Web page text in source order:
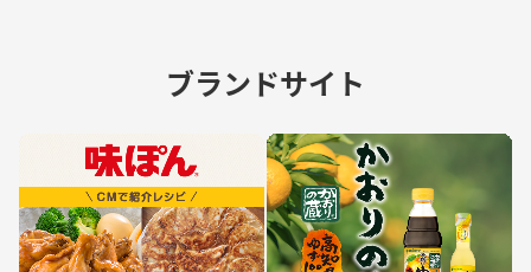
ブランドサイト